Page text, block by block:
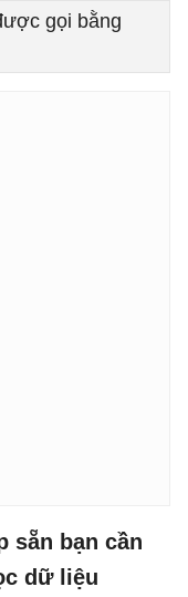
gọi bằng
sẵn bạn cần
dữ liệu